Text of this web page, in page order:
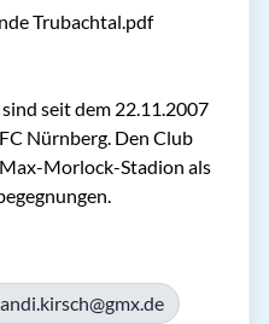
Trubachtal.pdf
seit dem 22.11.2007
Nürnberg. Den Club
Morlock-Stadion als
andi.kirsch@gmx.de